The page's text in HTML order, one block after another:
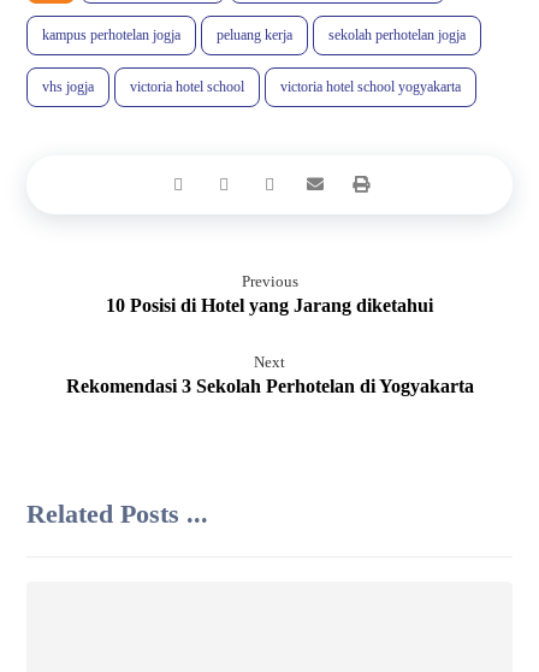
kampus perhotelan jogja peluang kerja sekolah perhotelan jogja
vhs jogja victoria hotel school victoria hotel school yogyakarta
Previous
10 Posisi di Hotel yang Jarang diketahui
Next
Rekomendasi 3 Sekolah Perhotelan di Yogyakarta
Related Posts ...